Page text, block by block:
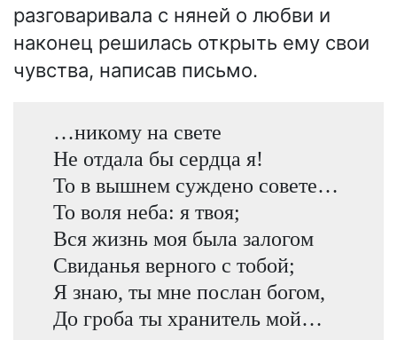
разговаривала с няней о любви и
наконец решилась открыть ему свои
чувства, написав письмо.
…никому на свете
Не отдала бы сердца я!
То в вышнем суждено совете…
То воля неба: я твоя;
Вся жизнь моя была залогом
Свиданья верного с тобой;
Я знаю, ты мне послан богом,
До гроба ты хранитель мой…